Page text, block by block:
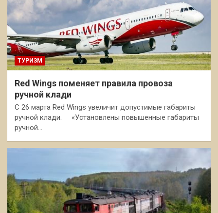
ТУРИЗМ
Red Wings поменяет правила провоза
ручной клади
С 26 марта Red Wings увеличит допустимые габариты
ручной клади. «Установлены повышенные габариты
ручной…